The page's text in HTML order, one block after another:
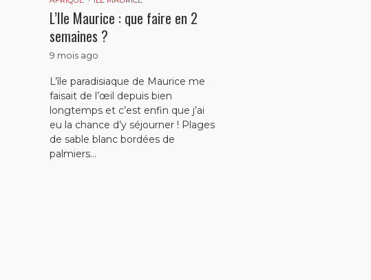
L’Ile Maurice : que faire en 2
semaines ?
9 mois ago
L’île paradisiaque de Maurice me
faisait de l’œil depuis bien
longtemps et c’est enfin que j’ai
eu la chance d’y séjourner ! Plages
de sable blanc bordées de
palmiers...